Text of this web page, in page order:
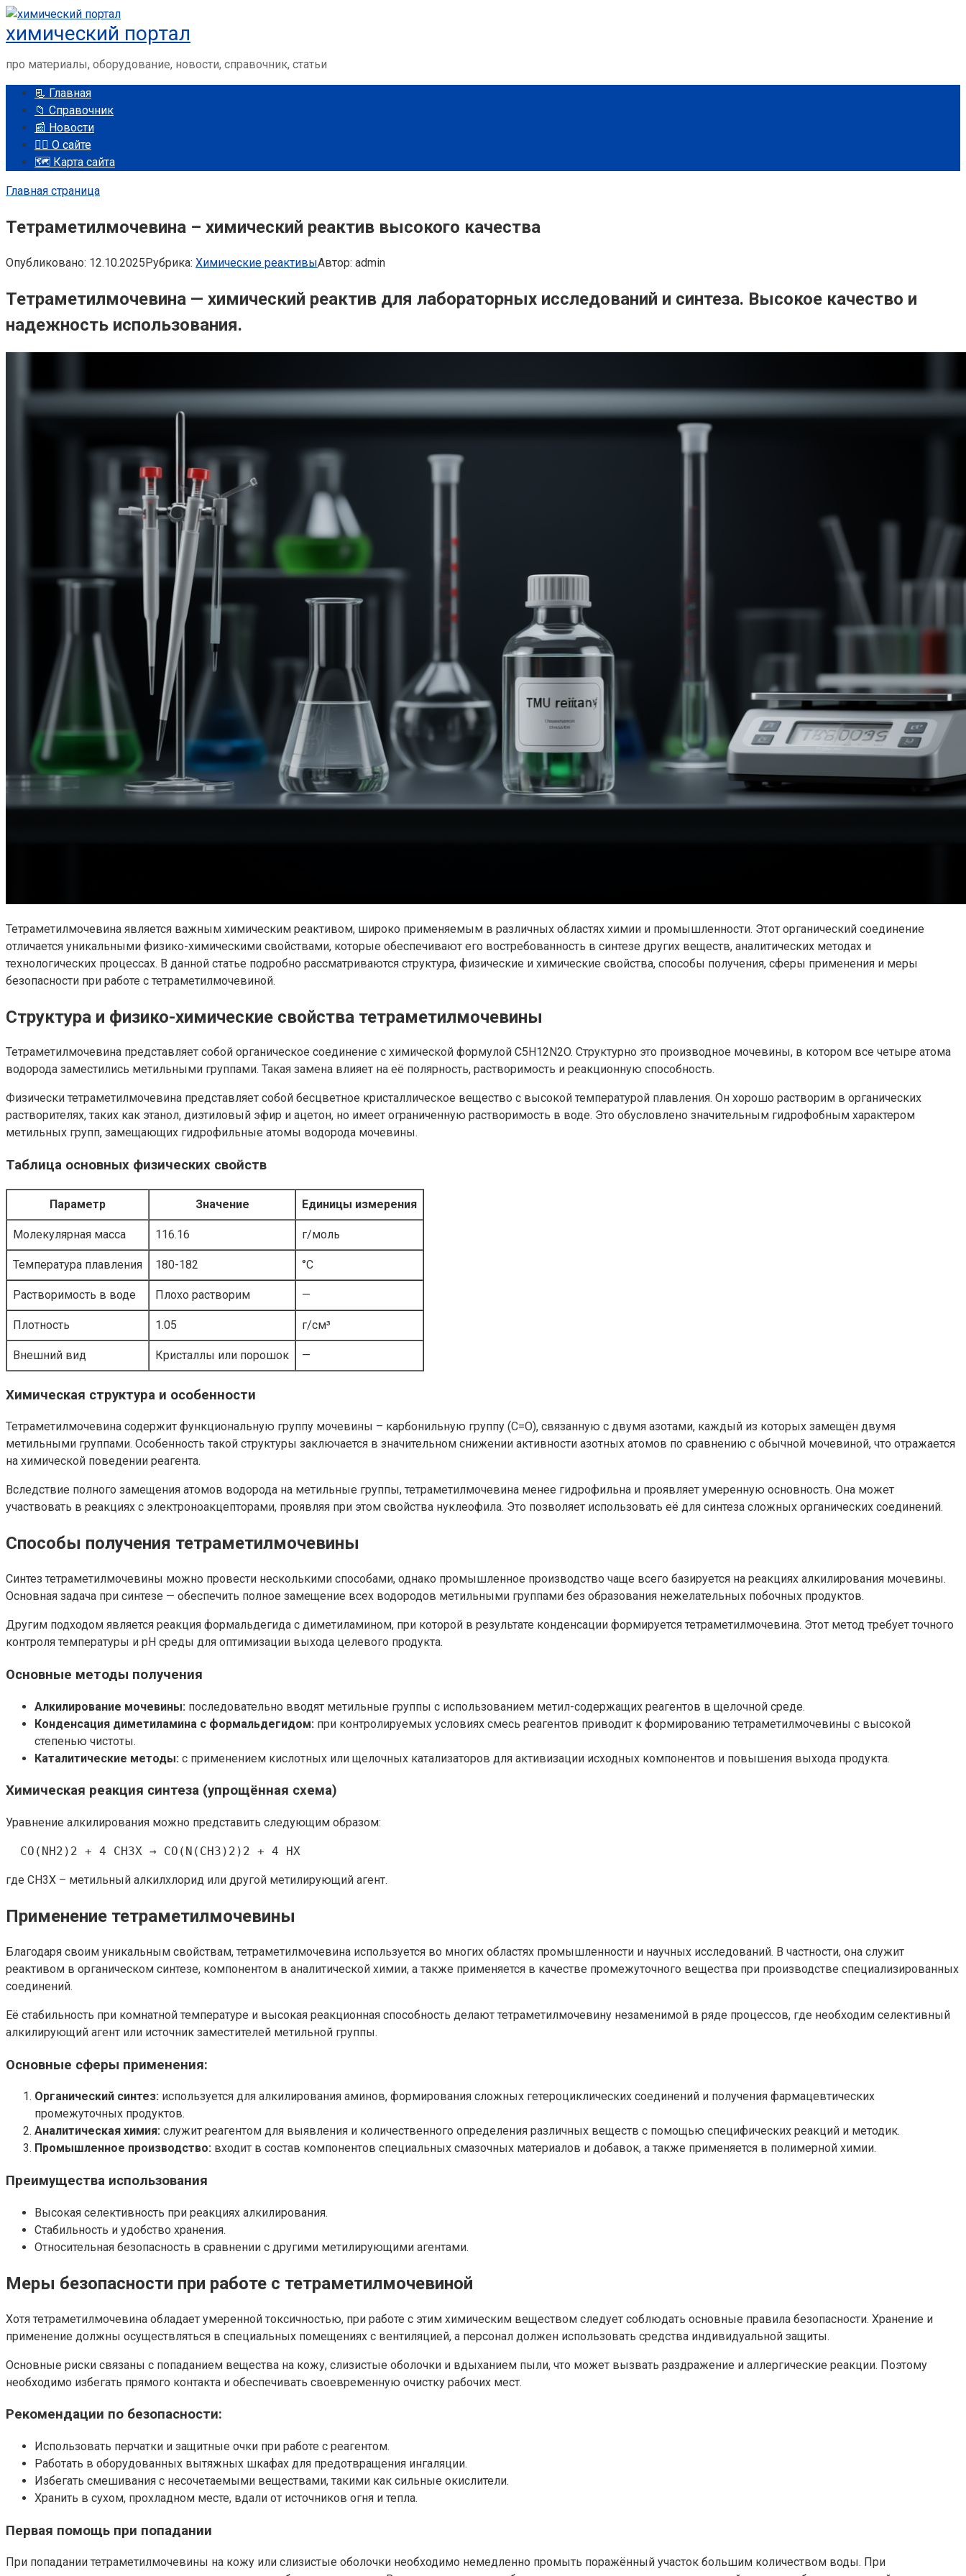
Перейти
к
контенту
химический портал
про материалы, оборудование, новости, справочник, статьи
📃 Главная
📁 Справочник
📰 Новости
🤵‍♂️ О сайте
🗺️ Карта сайта
Главная страница
Тетраметилмочевина – химический реактив высокого качества
Опубликовано: 12.10.2025Рубрика: Химические реактивыАвтор: admin
Тетраметилмочевина — химический реактив для лабораторных исследований и синтеза. Высокое качество и
надежность использования.
Тетраметилмочевина является важным химическим реактивом, широко применяемым в различных областях химии и промышленности. Этот органический соединение
отличается уникальными физико-химическими свойствами, которые обеспечивают его востребованность в синтезе других веществ, аналитических методах и
технологических процессах. В данной статье подробно рассматриваются структура, физические и химические свойства, способы получения, сферы применения и меры
безопасности при работе с тетраметилмочевиной.
Структура и физико-химические свойства тетраметилмочевины
Тетраметилмочевина представляет собой органическое соединение с химической формулой C5H12N2O. Структурно это производное мочевины, в котором все четыре атома
водорода заместились метильными группами. Такая замена влияет на её полярность, растворимость и реакционную способность.
Физически тетраметилмочевина представляет собой бесцветное кристаллическое вещество с высокой температурой плавления. Он хорошо растворим в органических
растворителях, таких как этанол, диэтиловый эфир и ацетон, но имеет ограниченную растворимость в воде. Это обусловлено значительным гидрофобным характером
метильных групп, замещающих гидрофильные атомы водорода мочевины.
Таблица основных физических свойств
Параметр Значение Единицы измерения
Молекулярная масса 116.16 г/моль
Температура плавления 180-182 °C
Растворимость в воде Плохо растворим —
Плотность 1.05 г/см³
Внешний вид Кристаллы или порошок —
Химическая структура и особенности
Тетраметилмочевина содержит функциональную группу мочевины – карбонильную группу (C=O), связанную с двумя азотами, каждый из которых замещён двумя
метильными группами. Особенность такой структуры заключается в значительном снижении активности азотных атомов по сравнению с обычной мочевиной, что отражается
на химической поведении реагента.
Вследствие полного замещения атомов водорода на метильные группы, тетраметилмочевина менее гидрофильна и проявляет умеренную основность. Она может
участвовать в реакциях с электроноакцепторами, проявляя при этом свойства нуклеофила. Это позволяет использовать её для синтеза сложных органических соединений.
Способы получения тетраметилмочевины
Синтез тетраметилмочевины можно провести несколькими способами, однако промышленное производство чаще всего базируется на реакциях алкилирования мочевины.
Основная задача при синтезе — обеспечить полное замещение всех водородов метильными группами без образования нежелательных побочных продуктов.
Другим подходом является реакция формальдегида с диметиламином, при которой в результате конденсации формируется тетраметилмочевина. Этот метод требует точного
контроля температуры и pH среды для оптимизации выхода целевого продукта.
Основные методы получения
Алкилирование мочевины: последовательно вводят метильные группы с использованием метил-содержащих реагентов в щелочной среде.
Конденсация диметиламина с формальдегидом: при контролируемых условиях смесь реагентов приводит к формированию тетраметилмочевины с высокой
степенью чистоты.
Каталитические методы: с применением кислотных или щелочных катализаторов для активизации исходных компонентов и повышения выхода продукта.
Химическая реакция синтеза (упрощённая схема)
Уравнение алкилирования можно представить следующим образом:
где CH3X – метильный алкилхлорид или другой метилирующий агент.
Применение тетраметилмочевины
Благодаря своим уникальным свойствам, тетраметилмочевина используется во многих областях промышленности и научных исследований. В частности, она служит
реактивом в органическом синтезе, компонентом в аналитической химии, а также применяется в качестве промежуточного вещества при производстве специализированных
соединений.
Её стабильность при комнатной температуре и высокая реакционная способность делают тетраметилмочевину незаменимой в ряде процессов, где необходим селективный
алкилирующий агент или источник заместителей метильной группы.
Основные сферы применения:
Органический синтез: используется для алкилирования аминов, формирования сложных гетероциклических соединений и получения фармацевтических
промежуточных продуктов.
Аналитическая химия: служит реагентом для выявления и количественного определения различных веществ с помощью специфических реакций и методик.
Промышленное производство: входит в состав компонентов специальных смазочных материалов и добавок, а также применяется в полимерной химии.
Преимущества использования
Высокая селективность при реакциях алкилирования.
Стабильность и удобство хранения.
Относительная безопасность в сравнении с другими метилирующими агентами.
Меры безопасности при работе с тетраметилмочевиной
Хотя тетраметилмочевина обладает умеренной токсичностью, при работе с этим химическим веществом следует соблюдать основные правила безопасности. Хранение и
применение должны осуществляться в специальных помещениях с вентиляцией, а персонал должен использовать средства индивидуальной защиты.
Основные риски связаны с попаданием вещества на кожу, слизистые оболочки и вдыханием пыли, что может вызвать раздражение и аллергические реакции. Поэтому
необходимо избегать прямого контакта и обеспечивать своевременную очистку рабочих мест.
Рекомендации по безопасности:
Использовать перчатки и защитные очки при работе с реагентом.
Работать в оборудованных вытяжных шкафах для предотвращения ингаляции.
Избегать смешивания с несочетаемыми веществами, такими как сильные окислители.
Хранить в сухом, прохладном месте, вдали от источников огня и тепла.
Первая помощь при попадании
При попадании тетраметилмочевины на кожу или слизистые оболочки необходимо немедленно промыть поражённый участок большим количеством воды. При